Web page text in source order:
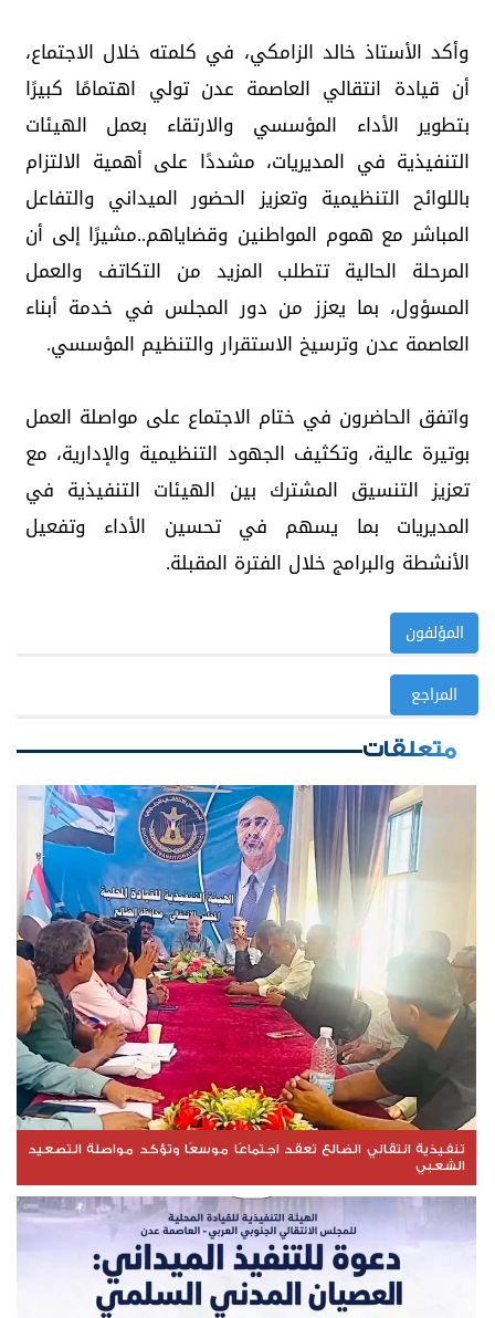
وأكد الأستاذ خالد الزامكي، في كلمته خلال الاجتماع،
أن قيادة انتقالي العاصمة عدن تولي اهتمامًا كبيرًا
بتطوير الأداء المؤسسي والارتقاء بعمل الهيئات
التنفيذية في المديريات، مشددًا على أهمية الالتزام
باللوائح التنظيمية وتعزيز الحضور الميداني والتفاعل
المباشر مع هموم المواطنين وقضاياهم..مشيرًا إلى أن
المرحلة الحالية تتطلب المزيد من التكاتف والعمل
المسؤول، بما يعزز من دور المجلس في خدمة أبناء
العاصمة عدن وترسيخ الاستقرار والتنظيم المؤسسي.
واتفق الحاضرون في ختام الاجتماع على مواصلة العمل
بوتيرة عالية، وتكثيف الجهود التنظيمية والإدارية، مع
تعزيز التنسيق المشترك بين الهيئات التنفيذية في
المديريات بما يسهم في تحسين الأداء وتفعيل
الأنشطة والبرامج خلال الفترة المقبلة.
المؤلفون
المراجع
متعلقات
تنفيذية انتقالي الضالع تعقد اجتماعًا موسعًا وتؤكد مواصلة التصعيد
الشعبي